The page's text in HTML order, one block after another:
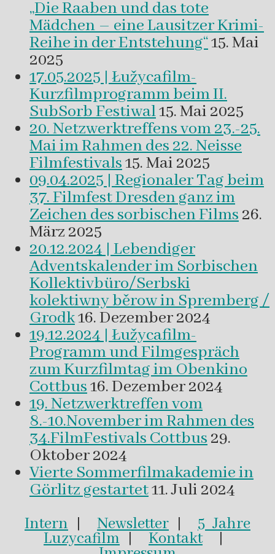
„Die Raaben und das tote
Mädchen – eine Lausitzer Krimi-
Reihe in der Entstehung“15. Mai
2025
17.05.2025 | Łužycafilm-
Kurzfilmprogramm beim II.
SubSorb Festiwal15. Mai 2025
20. Netzwerktreffens vom 23.-25.
Mai im Rahmen des 22. Neisse
Filmfestivals15. Mai 2025
09.04.2025 | Regionaler Tag beim
37. Filmfest Dresden ganz im
Zeichen des sorbischen Films26.
März 2025
20.12.2024 | Lebendiger
Adventskalender im Sorbischen
Kollektivbüro/Serbski
kolektiwny běrow in Spremberg /
Grodk16. Dezember 2024
19.12.2024 | Łužycafilm-
Programm und Filmgespräch
zum Kurzfilmtag im Obenkino
Cottbus16. Dezember 2024
19. Netzwerktreffen vom
8.-10.November im Rahmen des
34.FilmFestivals Cottbus29.
Oktober 2024
Vierte Sommerfilmakademie in
Görlitz gestartet11. Juli 2024
Intern | Newsletter | 5 Jahre
Luzycafilm | Kontakt|